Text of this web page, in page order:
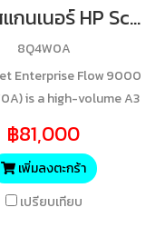
เครื่องสแกนเนอร์ HP ScanjJet Enterprise 9000 s1 - A3 (New) 1 yr return to HP
8Q4W0A
Enterprise Flow 9000
is a high-volume A3
workplaces, featuring
ppm/160 ipm duplex
a 100-sheet ADF, and
security features. It
฿81,000
เพิ่มลงตะกร้า
เปรียบเทียบ